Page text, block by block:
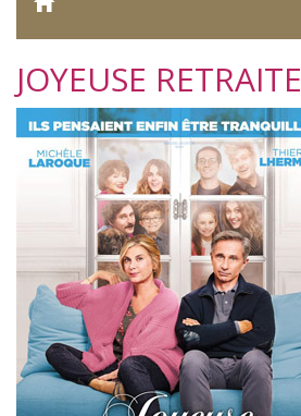
JOYEUSE RETRAITE